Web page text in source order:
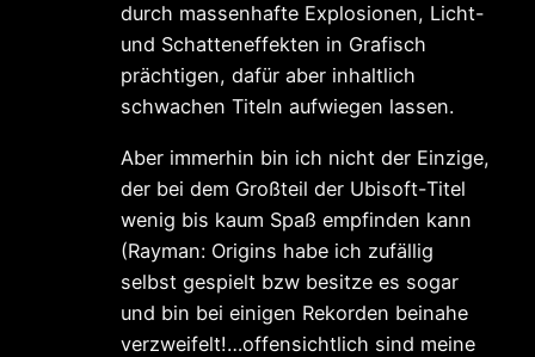
durch massenhafte Explosionen, Licht-
und Schatteneffekten in Grafisch
prächtigen, dafür aber inhaltlich
schwachen Titeln aufwiegen lassen.
Aber immerhin bin ich nicht der Einzige,
der bei dem Großteil der Ubisoft-Titel
wenig bis kaum Spaß empfinden kann
(Rayman: Origins habe ich zufällig
selbst gespielt bzw besitze es sogar
und bin bei einigen Rekorden beinahe
verzweifelt!…offensichtlich sind meine